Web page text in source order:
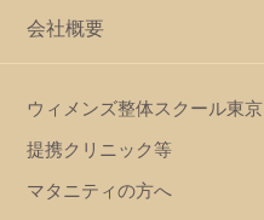
会社概要
ウィメンズ整体スクール東京
提携クリニック等
マタニティの方へ